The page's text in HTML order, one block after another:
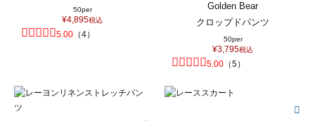
50per
¥4,895税込
5.00 （4）
Golden Bear
クロップドパンツ
50per
¥3,795税込
5.00 （5）